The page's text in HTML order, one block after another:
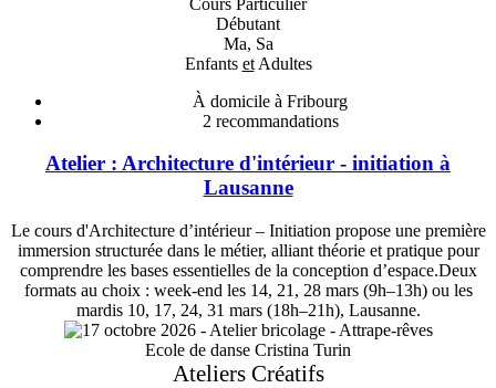
Débutant
Ma, Sa
Enfants etAdultes
À domicile à Fribourg
2 recommandations
Atelier : Architecture d'intérieur - initiation à
Lausanne
Le cours d'Architecture d’intérieur – Initiation propose une première
immersion structurée dans le métier, alliant théorie et pratique pour
comprendre les bases essentielles de la conception d’espace.Deux
formats au choix : week-end les 14, 21, 28 mars (9h–13h) ou les
mardis 10, 17, 24, 31 mars (18h–21h), Lausanne.
Ecole de danse Cristina Turin
Ateliers Créatifs